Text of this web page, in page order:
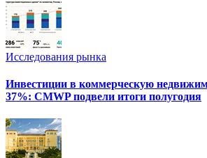
Исследования рынка
Инвестиции в коммерческую
37%: CMWP подвели итоги полугодия